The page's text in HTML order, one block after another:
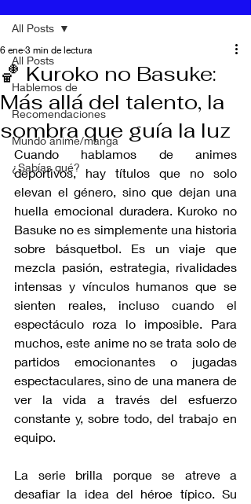
All Posts
Hablemos de
Recomendaciones
Mundo anime/manga
¿Sabías qué?
All Posts
🏀 Kuroko no Basuke:
Más allá del talento, la
sombra que guía la luz
6 ene 3 min de lectura
Cuando hablamos de animes
deportivos, hay títulos que no solo
elevan el género, sino que dejan una
huella emocional duradera. Kuroko no
Basuke no es simplemente una historia
sobre básquetbol. Es un viaje que
mezcla pasión, estrategia, rivalidades
intensas y vínculos humanos que se
sienten reales, incluso cuando el
espectáculo roza lo imposible. Para
muchos, este anime no se trata solo de
partidos emocionantes o jugadas
espectaculares, sino de una manera de
ver la vida a través del esfuerzo
constante y, sobre todo, del trabajo en
equipo.
La serie brilla porque se atreve a
desafiar la idea del héroe típico. Su